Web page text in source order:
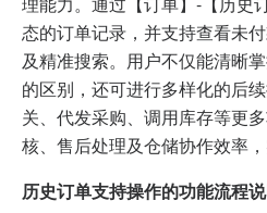
态的订单记录，并支持查看未
及精准搜索。用户不仅能清晰
的区别，还可进行多样化的后
关、代发采购、调用库存等更
核、售后处理及仓储协作效率
历史订单支持操作的功能流程